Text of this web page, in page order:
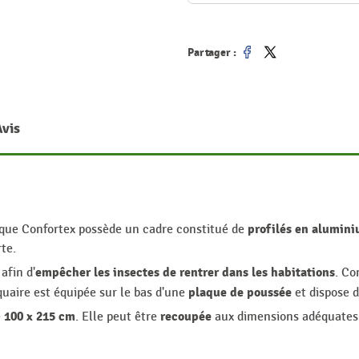
Partager :
Confortex possède un cadre constitué de profilés en
d'empêcher les insectes de rentrer dans les habitations.
est équipée sur le bas d'une plaque de poussée et dispose
100 x 215 cm. Elle peut être recoupée aux dimensions